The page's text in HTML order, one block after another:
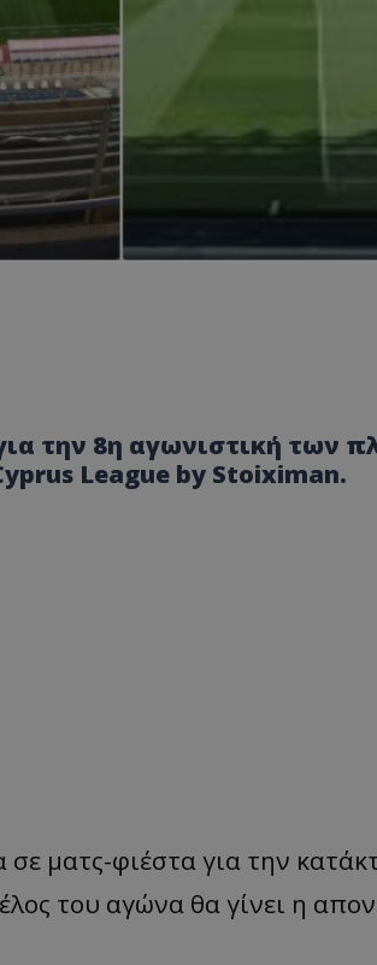
την 8η αγωνιστική των
League by Stoiximan.
ματς-φιέστα για την
του αγώνα θα γίνει η